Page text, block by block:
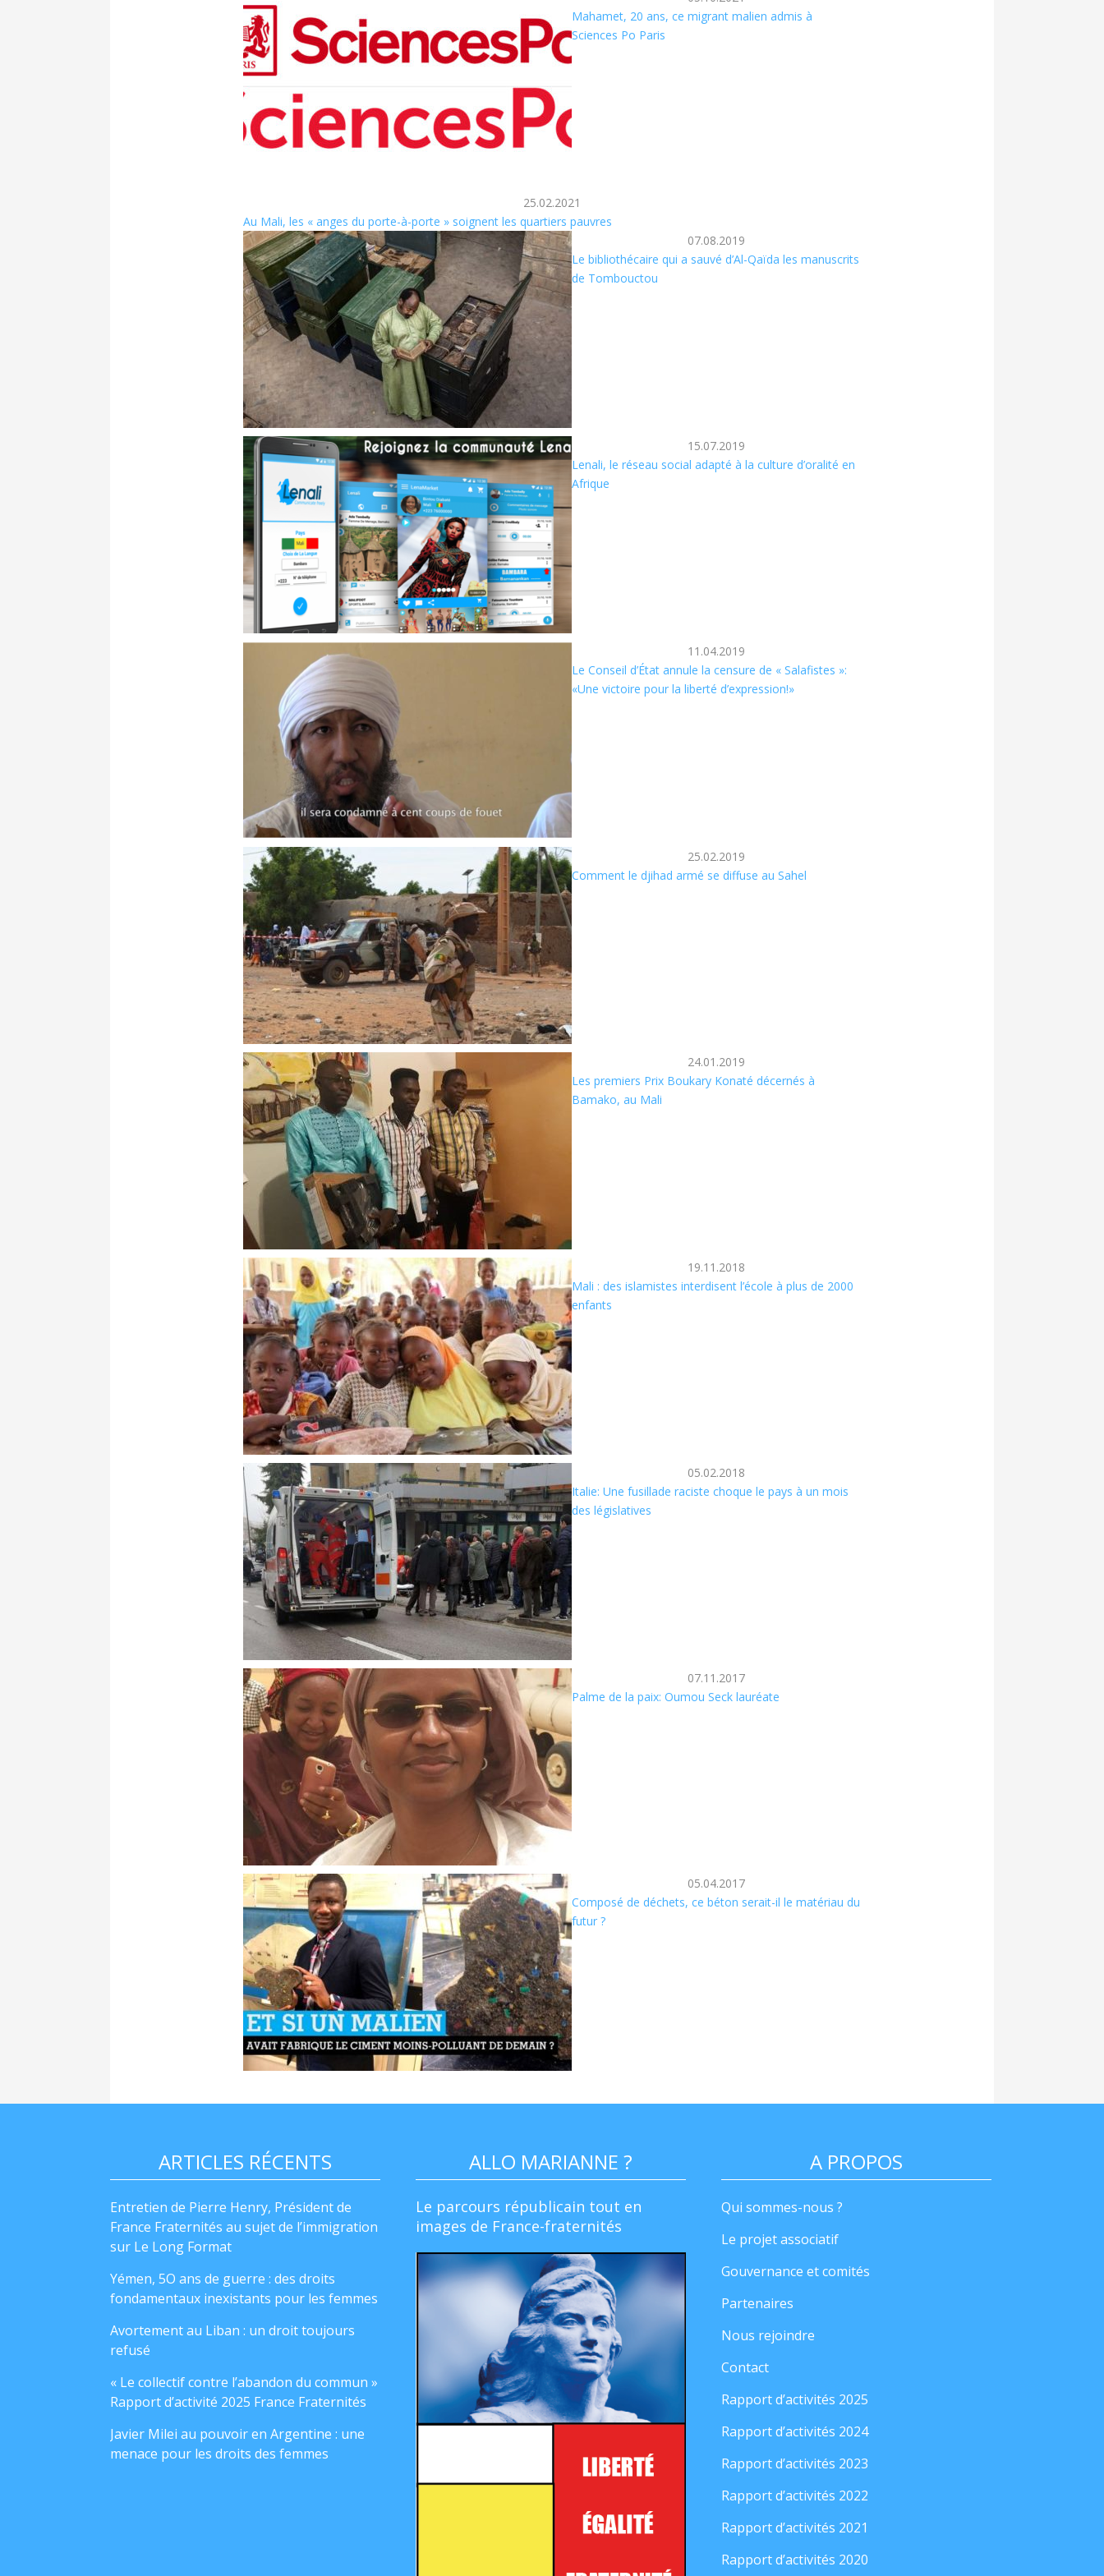
Mahamet, 20 ans, ce migrant malien admis à
Sciences Po Paris
25.02.2021
Au Mali, les « anges du porte-à-porte » soignent les quartiers pauvres
07.08.2019
Le bibliothécaire qui a sauvé d’Al-Qaïda les manuscrits
de Tombouctou
15.07.2019
Lenali, le réseau social adapté à la culture d’oralité en
Afrique
11.04.2019
Le Conseil d’État annule la censure de « Salafistes »:
«Une victoire pour la liberté d’expression!»
25.02.2019
Comment le djihad armé se diffuse au Sahel
24.01.2019
Les premiers Prix Boukary Konaté décernés à
Bamako, au Mali
19.11.2018
Mali : des islamistes interdisent l’école à plus de 2000
enfants
05.02.2018
Italie: Une fusillade raciste choque le pays à un mois
des législatives
07.11.2017
Palme de la paix: Oumou Seck lauréate
05.04.2017
Composé de déchets, ce béton serait-il le matériau du
futur ?
ARTICLES RÉCENTS
Entretien de Pierre Henry, Président de
France Fraternités au sujet de l’immigration
sur Le Long Format
Yémen, 5O ans de guerre : des droits
fondamentaux inexistants pour les femmes
Avortement au Liban : un droit toujours
refusé
« Le collectif contre l’abandon du commun »
Rapport d’activité 2025 France Fraternités
Javier Milei au pouvoir en Argentine : une
menace pour les droits des femmes
ALLO MARIANNE ?
Le parcours républicain tout en
images de France-fraternités
A PROPOS
Qui sommes-nous ?
Le projet associatif
Gouvernance et comités
Partenaires
Nous rejoindre
Contact
Rapport d’activités 2025
Rapport d’activités 2024
Rapport d’activités 2023
Rapport d’activités 2022
Rapport d’activités 2021
Rapport d’activités 2020